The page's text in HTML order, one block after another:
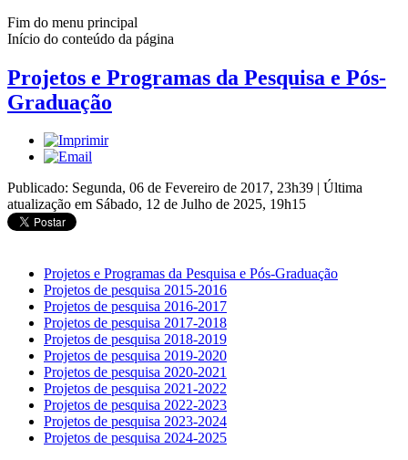
Fim do menu principal
Início do conteúdo da página
Projetos e Programas da Pesquisa e Pós-
Graduação
Publicado: Segunda, 06 de Fevereiro de 2017, 23h39 | Última
atualização em Sábado, 12 de Julho de 2025, 19h15
Projetos e Programas da Pesquisa e Pós-Graduação
Projetos de pesquisa 2015-2016
Projetos de pesquisa 2016-2017
Projetos de pesquisa 2017-2018
Projetos de pesquisa 2018-2019
Projetos de pesquisa 2019-2020
Projetos de pesquisa 2020-2021
Projetos de pesquisa 2021-2022
Projetos de pesquisa 2022-2023
Projetos de pesquisa 2023-2024
Projetos de pesquisa 2024-2025